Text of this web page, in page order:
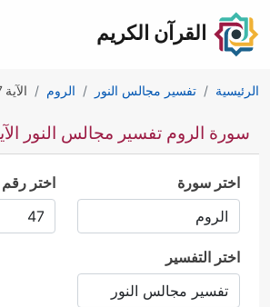
القرآن الكريم
الرئيسية تفسير مجالس النور الروم الآية 47
سورة الروم تفسير مجالس النور الآية
اختر سورة اختر رقم
اختر التفسير